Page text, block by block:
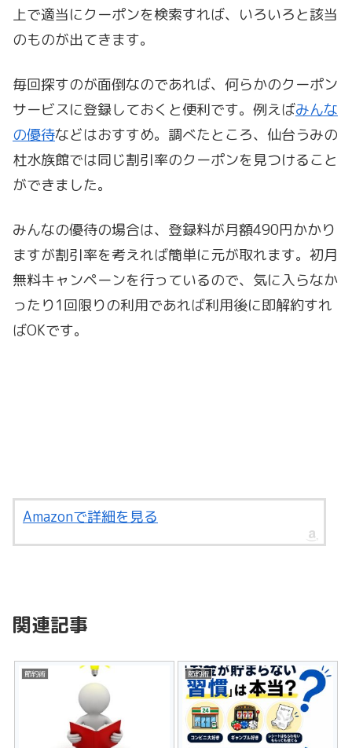
上で適当にクーポンを検索すれば、いろいろと該当
のものが出てきます。
毎回探すのが面倒なのであれば、何らかのクーポン
サービスに登録しておくと便利です。例えばみんな
の優待などはおすすめ。調べたところ、仙台うみの
杜水族館では同じ割引率のクーポンを見つけること
ができました。
みんなの優待の場合は、登録料が月額490円かかり
ますが割引率を考えれば簡単に元が取れます。初月
無料キャンペーンを行っているので、気に入らなか
ったり1回限りの利用であれば利用後に即解約すれ
ばOKです。
Amazonで詳細を見る
関連記事
節約術 節約術